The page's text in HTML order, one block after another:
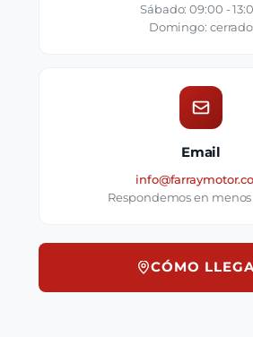
Sábado: 09:00 -
Domingo: cerrado
Email
Respondemos en
CÓMO